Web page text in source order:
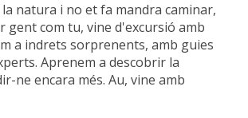
la natura i no et fa mandra caminar,
gent com tu, vine d'excursió amb
a indrets sorprenents, amb guies
Aprenem a descobrir la
ne encara més. Au, vine amb